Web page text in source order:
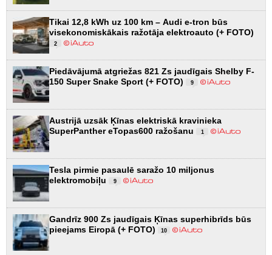
Tikai 12,8 kWh uz 100 km – Audi e-tron būs
visekonomiskākais ražotāja elektroauto (+ FOTO)
2
Piedāvājumā atgriežas 821 Zs jaudīgais Shelby F-
150 Super Snake Sport (+ FOTO)
9
Austrijā uzsāk Ķīnas elektriskā kravinieka
SuperPanther eTopas600 ražošanu
1
Tesla pirmie pasaulē saražo 10 miljonus
elektromobiļu
9
Gandrīz 900 Zs jaudīgais Ķīnas superhibrīds būs
pieejams Eiropā (+ FOTO)
10